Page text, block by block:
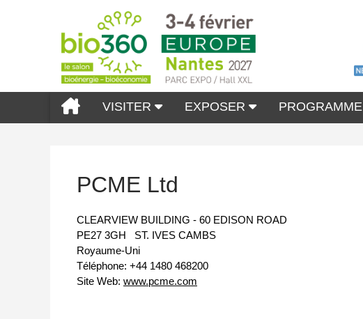
VISITER EXPOSER PROGRAMME
PCME Ltd
CLEARVIEW BUILDING - 60 EDISON ROAD
PE27 3GH
ST. IVES CAMBS
Royaume-Uni
Téléphone: +44 1480 468200
Site Web: www.pcme.com